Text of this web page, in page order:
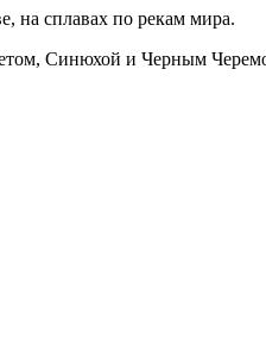
на сплавах по рекам мира.
Синюхой и Черным